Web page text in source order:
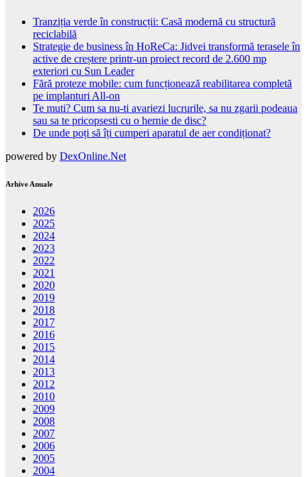
Tranziția verde în construcții: Casă modernă cu structură
reciclabilă
Strategie de business în HoReCa: Jidvei transformă terasele în
active de creștere printr-un proiect record de 2.600 mp
exteriori cu Sun Leader
Fără proteze mobile: cum funcționează reabilitarea completă
pe implanturi All-on
Te muti? Cum sa nu-ti avariezi lucrurile, sa nu zgarii podeaua
sau sa te pricopsesti cu o hernie de disc?
De unde poți să îți cumperi aparatul de aer condiționat?
powered by DexOnline.Net
Arhive Anuale
2026
2025
2024
2023
2022
2021
2020
2019
2018
2017
2016
2015
2014
2013
2012
2010
2009
2008
2007
2006
2005
2004